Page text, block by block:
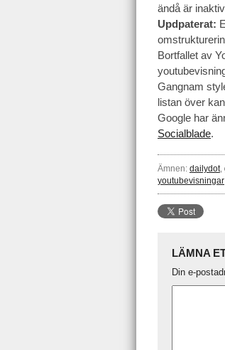
ändå är
Updpaterat:
Bortfallet av
Gangnam
listan över
Google har
Socialblade.
Ämnen: dailydot,
youtubevisningar
LÄMNA
Din e-